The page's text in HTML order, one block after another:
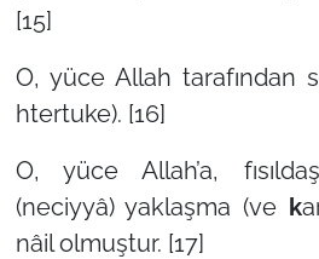
[15]
O, yüce Allah tarafından
htertuke). [16]
O, yüce Allah’a,
(neciyyâ) yaklaşma (ve k
nâil olmuştur. [17]